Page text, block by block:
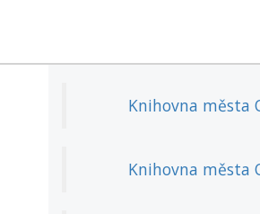
Knihovna města
Knihovna města